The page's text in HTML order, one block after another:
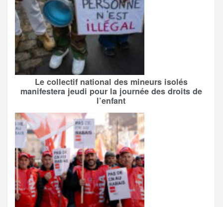
Le collectif national des mineurs isolés
manifestera jeudi pour la journée des droits de
l’enfant